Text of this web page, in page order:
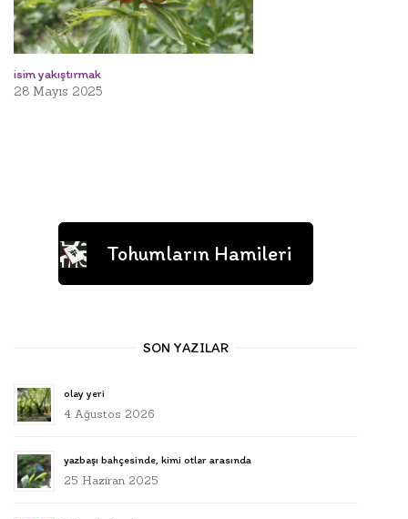
isim yakıştırmak
28 Mayıs 2025
Tohumların Hamileri
SON YAZILAR
olay yeri
4 Ağustos 2026
yazbaşı bahçesinde, kimi otlar arasında
25 Haziran 2025